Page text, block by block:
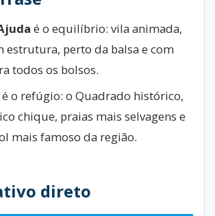
é o equilíbrio: vila animada,
estrutura, perto da balsa e com
todos os bolsos.
é o refúgio: o Quadrado histórico,
chique, praias mais selvagens e
mais famoso da região.
direto